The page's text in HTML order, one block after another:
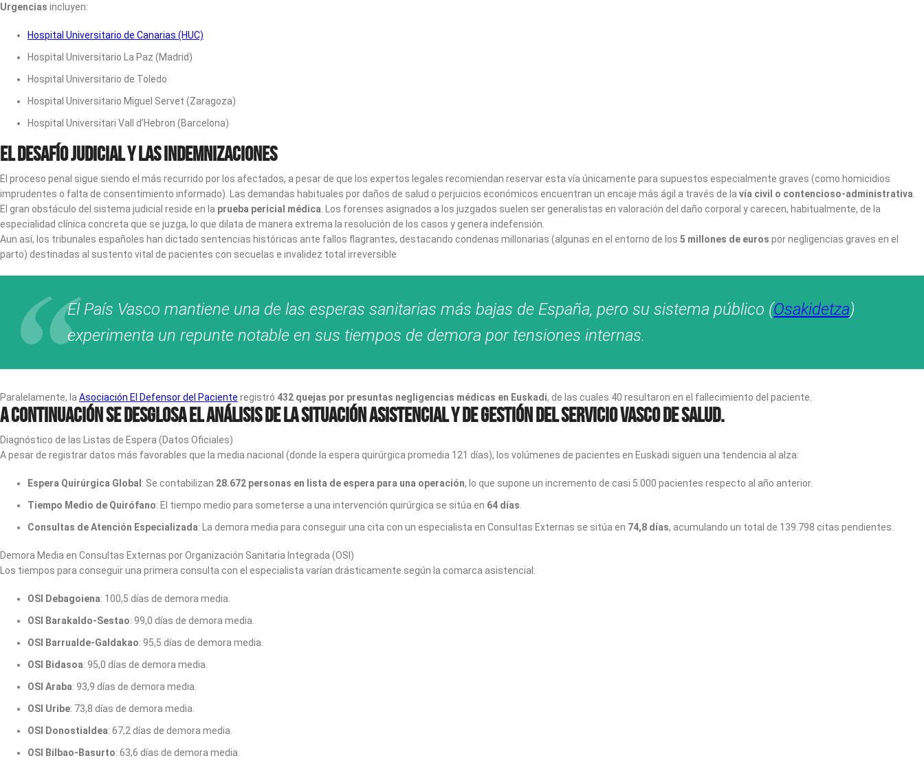
Urgencias incluyen:
Hospital Universitario de Canarias (HUC)
Hospital Universitario La Paz (Madrid)
Hospital Universitario de Toledo
Hospital Universitario Miguel Servet (Zaragoza)
Hospital Universitari Vall d’Hebron (Barcelona)
El Desafío Judicial y las Indemnizaciones
El proceso penal sigue siendo el más recurrido por los afectados, a pesar de que los expertos legales recomiendan reservar esta vía únicamente para supuestos especialmente graves (como homicidios
imprudentes o falta de consentimiento informado). Las demandas habituales por daños de salud o perjuicios económicos encuentran un encaje más ágil a través de la vía civil o contencioso-administrativa
El gran obstáculo del sistema judicial reside en la prueba pericial médica . Los forenses asignados a los juzgados suelen ser generalistas en valoración del daño corporal y carecen, habitualmente, de la
especialidad clínica concreta que se juzga, lo que dilata de manera extrema la resolución de los casos y genera indefensión.
Aun así, los tribunales españoles han dictado sentencias históricas ante fallos flagrantes, destacando condenas millonarias (algunas en el entorno de los 5 millones de euros por negligencias graves en el
parto) destinadas al sustento vital de pacientes con secuelas e invalidez total irreversible
El País Vasco mantiene una de las esperas sanitarias más bajas de España, pero su sistema público (Osakidetza)
experimenta un repunte notable en sus tiempos de demora por tensiones internas.
Paralelamente, la Asociación El Defensor del Paciente registró 432 quejas por presuntas negligencias médicas en Euskadi, de las cuales 40 resultaron en el fallecimiento del paciente.
A continuación se desglosa el análisis de la situación asistencial y de gestión del Servicio Vasco de Salud.
Diagnóstico de las Listas de Espera (Datos Oficiales)
A pesar de registrar datos más favorables que la media nacional (donde la espera quirúrgica promedia 121 días), los volúmenes de pacientes en Euskadi siguen una tendencia al alza:
Espera Quirúrgica Global : Se contabilizan 28.672 personas en lista de espera para una operación, lo que supone un incremento de casi 5.000 pacientes respecto al año anterior.
Tiempo Medio de Quirófano: El tiempo medio para someterse a una intervención quirúrgica se sitúa en 64 días
Consultas de Atención Especializada: La demora media para conseguir una cita con un especialista en Consultas Externas se sitúa en 74,8 días, acumulando un total de 139.798 citas pendientes.
Demora Media en Consultas Externas por Organización Sanitaria Integrada (OSI)
Los tiempos para conseguir una primera consulta con el especialista varían drásticamente según la comarca asistencial:
OSI Debagoiena: 100,5 días de demora media.
OSI Barakaldo-Sestao: 99,0 días de demora media.
OSI Barrualde-Galdakao: 95,5 días de demora media.
OSI Bidasoa: 95,0 días de demora media.
OSI Araba: 93,9 días de demora media.
OSI Uribe: 73,8 días de demora media.
OSI Donostialdea: 67,2 días de demora media.
OSI Bilbao-Basurto: 63,6 días de demora media.